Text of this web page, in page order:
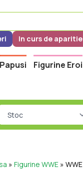
In curs de aparitie
Papusi Figurine Eroi
»Figurine WWE »